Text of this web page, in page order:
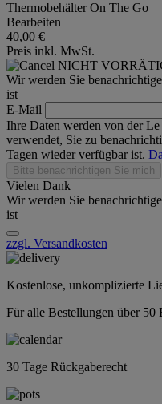
Thermobehälter On The Go
Bearbeiten
40,00 €
Preis inkl. MwSt.
NICHT
Wir werden Sie
ist
E-Mail
Ihre Daten werden von der
verwendet, Sie zu
Tagen wieder verfügbar ist.
Bitte benachrichtigen Sie mich
Vielen Dank
Wir werden Sie
ist
zzgl. Versandkosten
Kostenlose, unkomplizierte
Für alle Bestellungen über 50
30 Tage Rückgaberecht